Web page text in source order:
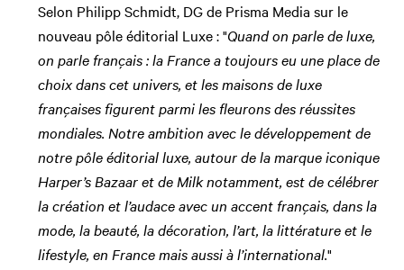
Selon Philipp Schmidt, DG de Prisma Media sur le
nouveau pôle éditorial Luxe : "Quand on parle de luxe,
on parle français : la France a toujours eu une place de
choix dans cet univers, et les maisons de luxe
françaises figurent parmi les fleurons des réussites
mondiales. Notre ambition avec le développement de
notre pôle éditorial luxe, autour de la marque iconique
Harper’s Bazaar et de Milk notamment, est de célébrer
la création et l’audace avec un accent français, dans la
mode, la beauté, la décoration, l’art, la littérature et le
lifestyle, en France mais aussi à l’international."